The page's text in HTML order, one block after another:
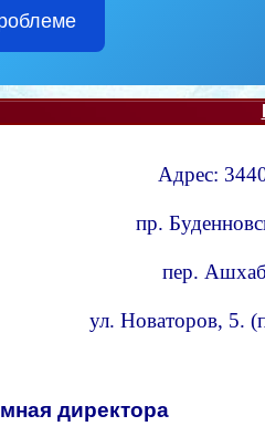
Адрес:
пр.
пер.
ул. Новаторов, 5.
директора